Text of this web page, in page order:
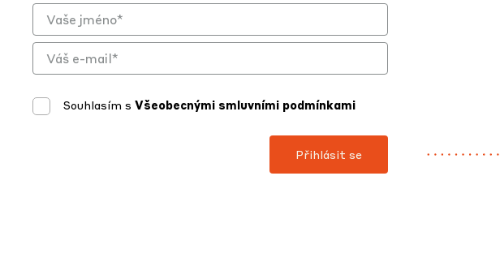
Souhlasím s Všeobecnými smluvními podmínkami